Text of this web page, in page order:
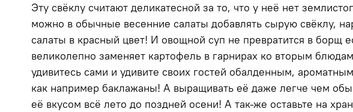
Эту свёклу считают деликатесной за то, что у неё нет
можно в обычные весенние салаты добавлять сырую свёклу,
салаты в красный цвет! И овощной суп не превратится в борщ
великолепно заменяет картофель в гарнирах ко вторым
удивитесь сами и удивите своих гостей обалденным,
как например баклажаны! А выращивать её даже легче чем
её вкусом всё лето до поздней осени! А так-же оставьте на